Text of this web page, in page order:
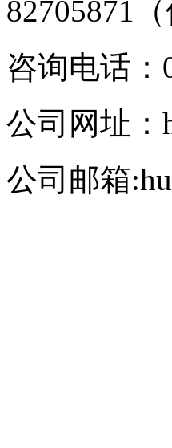
82705871（
咨询电话：
公司网址：
公司邮箱